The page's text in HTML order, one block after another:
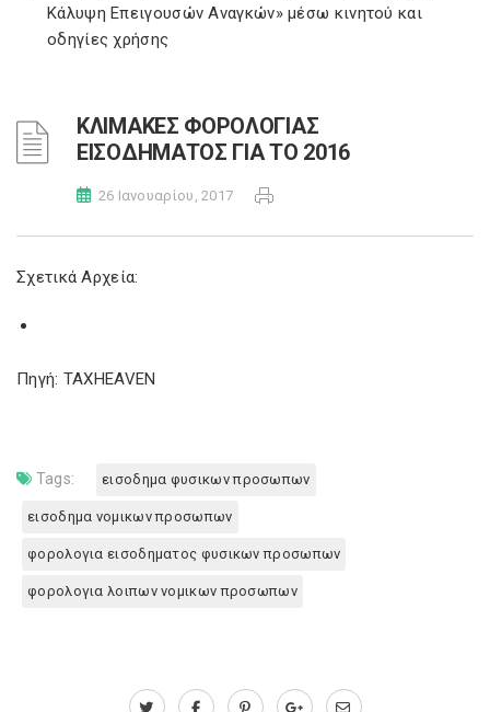
Κάλυψη Επειγουσών Αναγκών» μέσω κινητού και
οδηγίες χρήσης
ΚΛΙΜΑΚΕΣ ΦΟΡΟΛΟΓΙΑΣ
ΕΙΣΟΔΗΜΑΤΟΣ ΓΙΑ ΤΟ 2016
26 Ιανουαρίου, 2017
Σχετικά Αρχεία:
Πηγή: TAXHEAVEN
Tags: εισοδημα φυσικων προσωπων
εισοδημα νομικων προσωπων
φορολογια εισοδηματος φυσικων προσωπων
φορολογια λοιπων νομικων προσωπων